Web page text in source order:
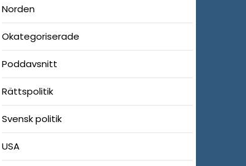
Norden
Okategoriserade
Poddavsnitt
Rättspolitik
Svensk politik
USA